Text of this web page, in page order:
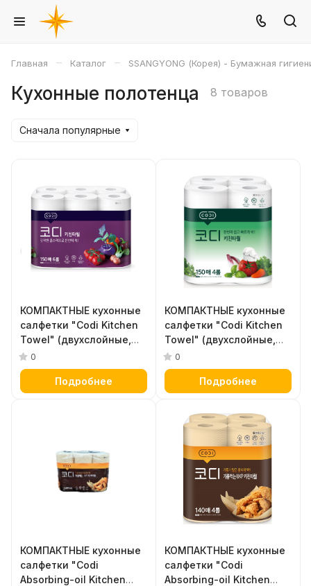
Главная – Каталог – SSANGYONG (Корея) - Бумажная
Кухонные полотенца 8 товаров
Сначала популярные
КОМПАКТНЫЕ кухонные
салфетки "Codi Kitchen
Towel" (двухслойные,
плотные, тиснёные) 150
листов х 6 рулонов
0
Подробнее
КОМПАКТНЫЕ кухонные
салфетки "Codi Kitchen
Towel" (двухслойные,
плотные, тиснёные) 150
листов х 4 рулона
0
Подробнее
КОМПАКТНЫЕ кухонные
салфетки "Codi
Absorbing-oil Kitchen
КОМПАКТНЫЕ кухонные
салфетки "Codi
Absorbing-oil Kitchen